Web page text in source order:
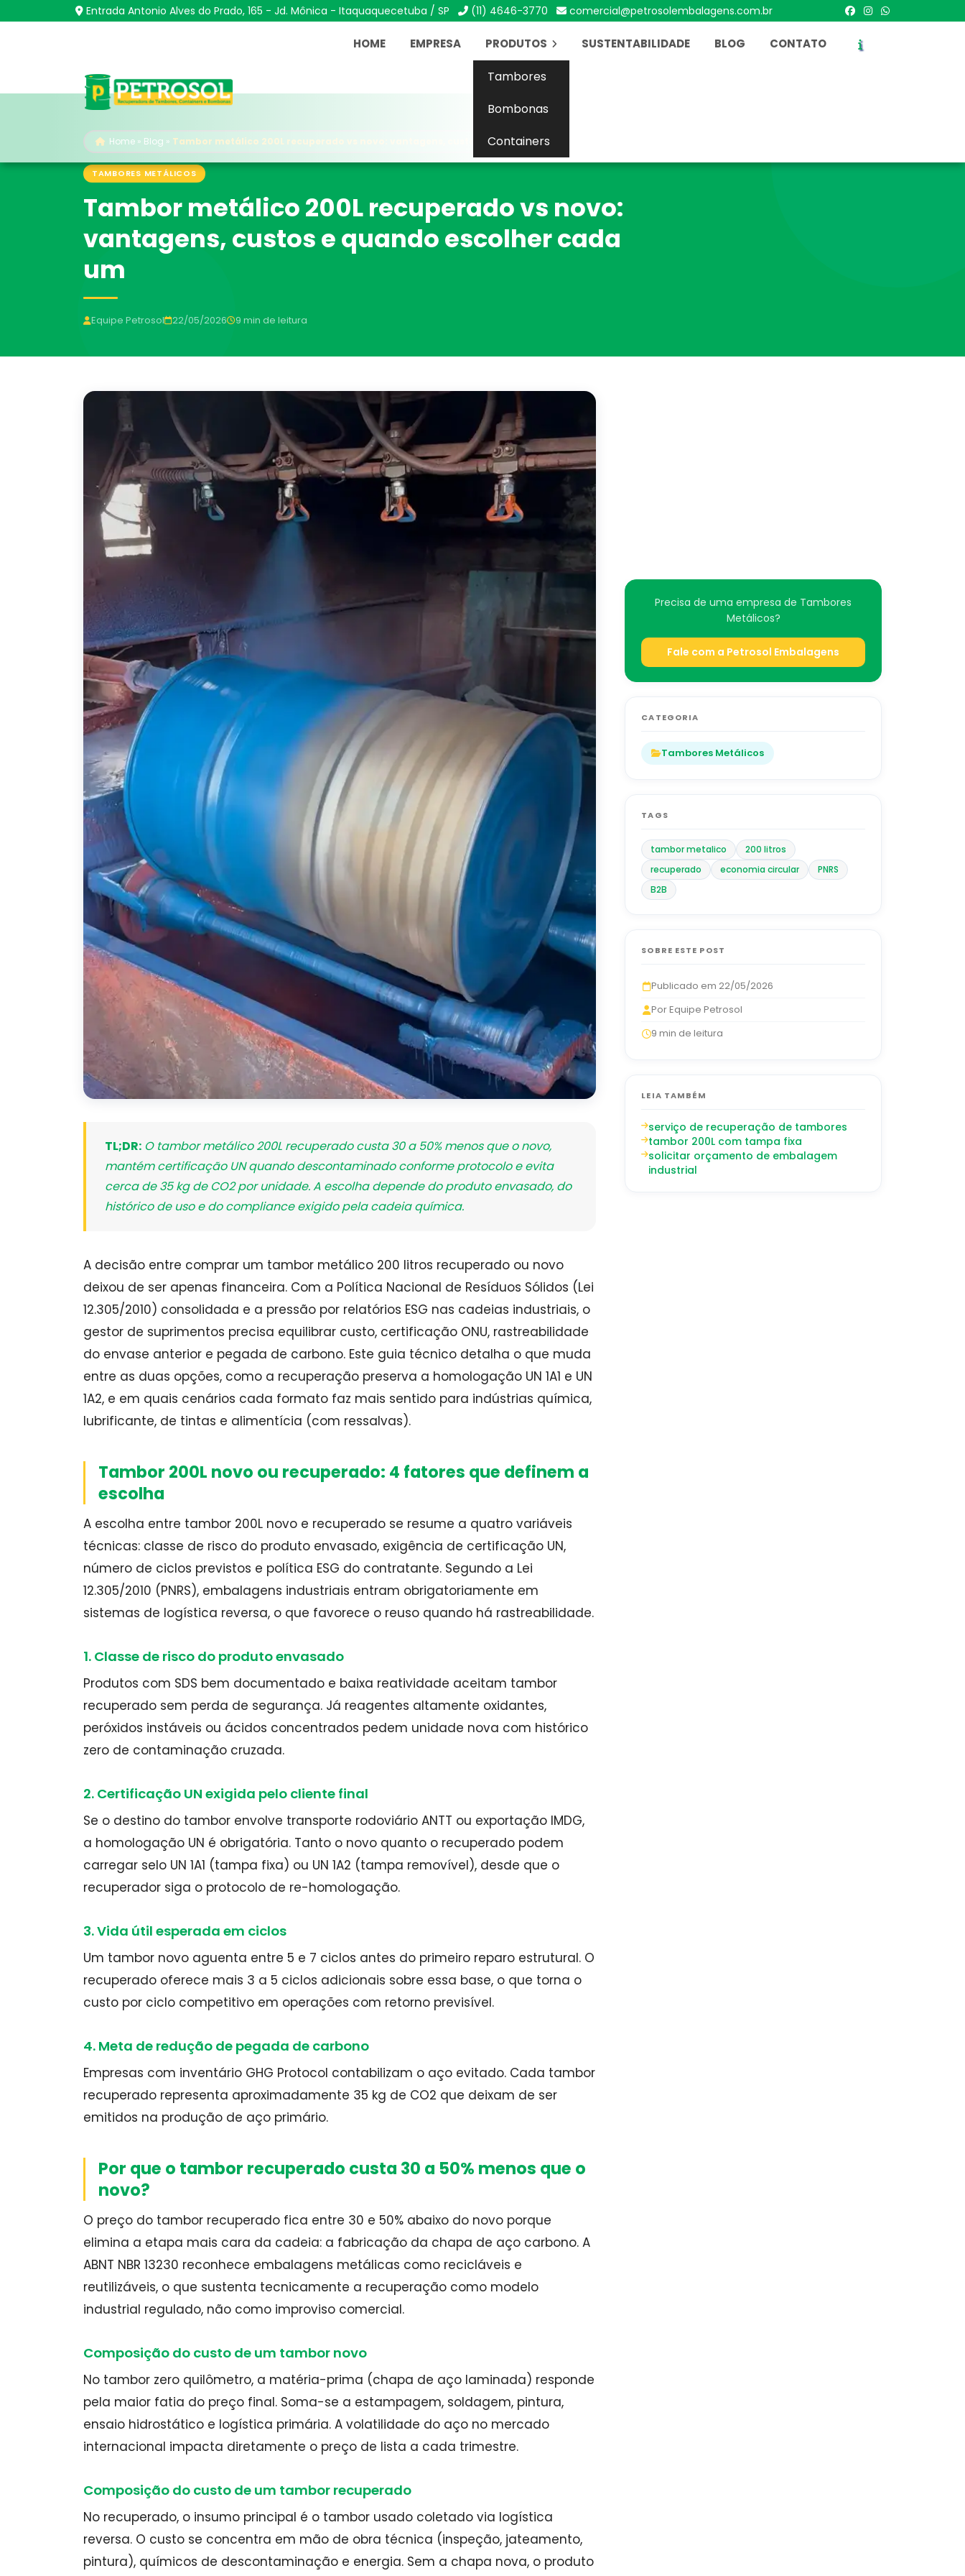
Entrada Antonio Alves do Prado, 165 - Jd. Mônica - Itaquaquecetuba / SP (11) 4646-3770 comercial@petrosolembalagens.com.br
HOME EMPRESA PRODUTOS
Tambores
Bombonas
Containers
SUSTENTABILIDADE BLOG CONTATO
Home» Blog » Tambor metálico 200L recuperado vs novo: vantagens, custos e quando escolher cada um
TAMBORES METÁLICOS
Tambor metálico 200L recuperado vs novo:
vantagens, custos e quando escolher cada
um
Equipe Petrosol 22/05/2026 9 min de leitura
TL;DR:O tambor metálico 200L recuperado custa 30 a 50% menos que o novo,
mantém certificação UN quando descontaminado conforme protocolo e evita
cerca de 35 kg de CO2 por unidade. A escolha depende do produto envasado, do
histórico de uso e do compliance exigido pela cadeia química.
A decisão entre comprar um tambor metálico 200 litros recuperado ou novo
deixou de ser apenas financeira. Com a Política Nacional de Resíduos Sólidos (Lei
12.305/2010) consolidada e a pressão por relatórios ESG nas cadeias industriais, o
gestor de suprimentos precisa equilibrar custo, certificação ONU, rastreabilidade
do envase anterior e pegada de carbono. Este guia técnico detalha o que muda
entre as duas opções, como a recuperação preserva a homologação UN 1A1 e UN
1A2, e em quais cenários cada formato faz mais sentido para indústrias química,
lubrificante, de tintas e alimentícia (com ressalvas).
Tambor 200L novo ou recuperado: 4 fatores que definem a
escolha
A escolha entre tambor 200L novo e recuperado se resume a quatro variáveis
técnicas: classe de risco do produto envasado, exigência de certificação UN,
número de ciclos previstos e política ESG do contratante. Segundo a Lei
12.305/2010 (PNRS), embalagens industriais entram obrigatoriamente em
sistemas de logística reversa, o que favorece o reuso quando há rastreabilidade.
1. Classe de risco do produto envasado
Produtos com SDS bem documentado e baixa reatividade aceitam tambor
recuperado sem perda de segurança. Já reagentes altamente oxidantes,
peróxidos instáveis ou ácidos concentrados pedem unidade nova com histórico
zero de contaminação cruzada.
2. Certificação UN exigida pelo cliente final
Se o destino do tambor envolve transporte rodoviário ANTT ou exportação IMDG,
a homologação UN é obrigatória. Tanto o novo quanto o recuperado podem
carregar selo UN 1A1 (tampa fixa) ou UN 1A2 (tampa removível), desde que o
recuperador siga o protocolo de re-homologação.
3. Vida útil esperada em ciclos
Um tambor novo aguenta entre 5 e 7 ciclos antes do primeiro reparo estrutural. O
recuperado oferece mais 3 a 5 ciclos adicionais sobre essa base, o que torna o
custo por ciclo competitivo em operações com retorno previsível.
4. Meta de redução de pegada de carbono
Empresas com inventário GHG Protocol contabilizam o aço evitado. Cada tambor
recuperado representa aproximadamente 35 kg de CO2 que deixam de ser
emitidos na produção de aço primário.
Por que o tambor recuperado custa 30 a 50% menos que o
novo?
O preço do tambor recuperado fica entre 30 e 50% abaixo do novo porque
elimina a etapa mais cara da cadeia: a fabricação da chapa de aço carbono. A
ABNT NBR 13230 reconhece embalagens metálicas como recicláveis e
reutilizáveis, o que sustenta tecnicamente a recuperação como modelo
industrial regulado, não como improviso comercial.
Composição do custo de um tambor novo
No tambor zero quilômetro, a matéria-prima (chapa de aço laminada) responde
pela maior fatia do preço final. Soma-se a estampagem, soldagem, pintura,
ensaio hidrostático e logística primária. A volatilidade do aço no mercado
internacional impacta diretamente o preço de lista a cada trimestre.
Composição do custo de um tambor recuperado
No recuperado, o insumo principal é o tambor usado coletado via logística
reversa. O custo se concentra em mão de obra técnica (inspeção, jateamento,
pintura), químicos de descontaminação e energia. Sem a chapa nova, o produto
Precisa de uma empresa de Tambores
Metálicos?
Fale com a Petrosol Embalagens
CATEGORIA
Tambores Metálicos
TAGS
tambor metalico
200 litros
recuperado
economia circular
PNRS
B2B
SOBRE ESTE POST
Publicado em 22/05/2026
Por Equipe Petrosol
9 min de leitura
LEIA TAMBÉM
serviço de recuperação de tambores
tambor 200L com tampa fixa
solicitar orçamento de embalagem
industrial